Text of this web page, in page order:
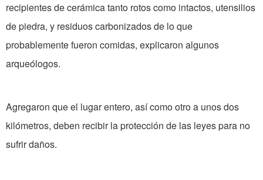
recipientes de cerámica tanto rotos como intactos, utensilios
de piedra, y residuos carbonizados de lo que
probablemente fueron comidas, explicaron algunos
arqueólogos.
Agregaron que el lugar entero, así como otro a unos dos
kilómetros, deben recibir la protección de las leyes para no
sufrir daños.